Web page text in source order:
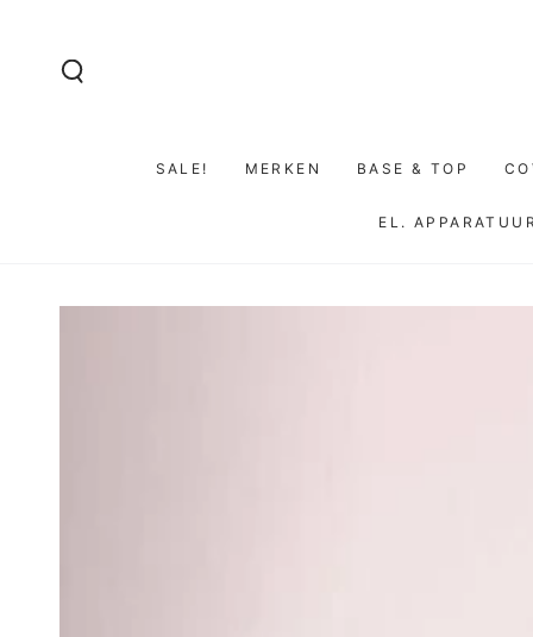
SALE! MERKEN BASE & TOP
EL. APPARATUUR